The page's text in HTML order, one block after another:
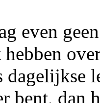
even
hebben
dagelijkse
bent, dan